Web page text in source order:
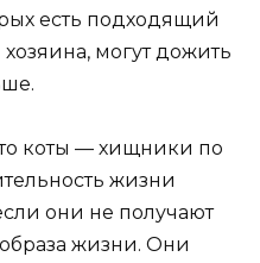
есть подходящий
могут дожить
коты — хищники по
жизни
они не получают
жизни. Они